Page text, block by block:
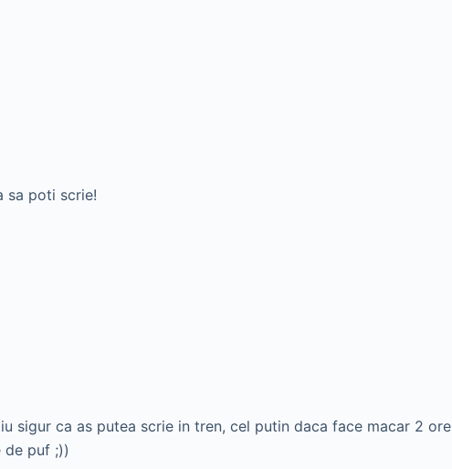
sa poti scrie!
sigur ca as putea scrie in tren, cel putin daca face macar 2 ore
de puf ;))